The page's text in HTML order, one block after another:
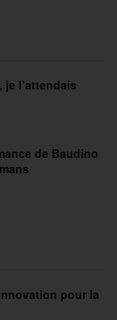
l’attendais
de Baudino
pour la